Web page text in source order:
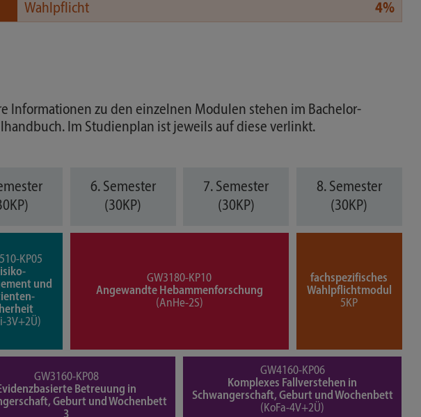
Wahlpflicht 4%
Informationen zu den einzelnen Modulen stehen im Bachelor-
Im Studienplan ist jeweils auf diese verlinkt.
KP05
und
3V+2Ü)
GW3160-KP08
Betreuung in
Geburt und Wochenbett
3
6. Semester
(30KP)
GW3180-KP10
Angewandte Hebammenforschung
(AnHe-2S)
7. Semester
(30KP)
GW4160-KP06
Komplexes Fallverstehen in
Schwangerschaft, Geburt und Wochenbett
(KoFa-4V+2Ü)
8. Semester
(30KP)
fachspezifisches
Wahlpflichtmodul
5KP